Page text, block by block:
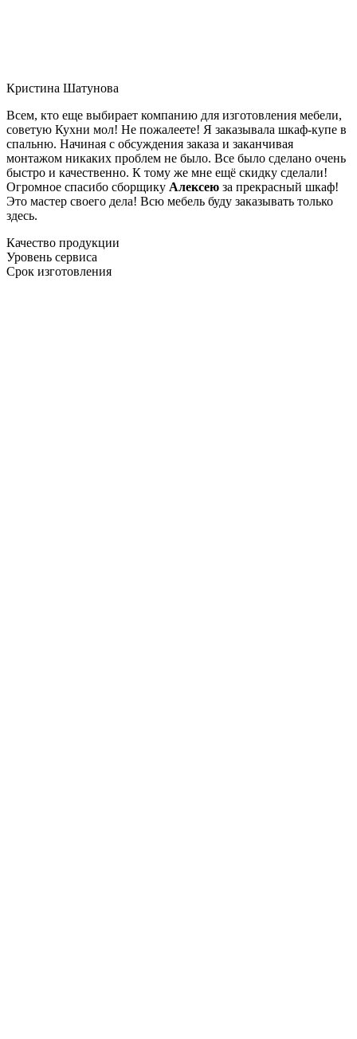
Кристина Шатунова
Всем, кто еще выбирает компанию для изготовления мебели,
советую Кухни мол! Не пожалеете! Я заказывала шкаф-купе в
спальню. Начиная с обсуждения заказа и заканчивая
монтажом никаких проблем не было. Все было сделано очень
быстро и качественно. К тому же мне ещё скидку сделали!
Огромное спасибо сборщику Алексею за прекрасный шкаф!
Это мастер своего дела! Всю мебель буду заказывать только
здесь.
Качество продукции
Уровень сервиса
Срок изготовления